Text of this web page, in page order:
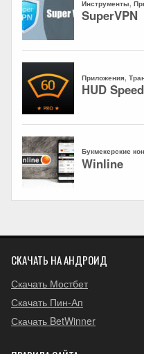
СКАЧАТЬ НА АНДРОИД
Скачать Мостбет
Скачать Пин-Ап
Скачать BetWinner